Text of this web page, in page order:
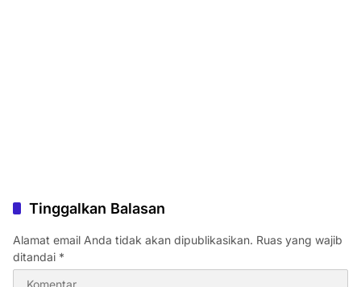
Tinggalkan Balasan
Alamat email Anda tidak akan dipublikasikan. Ruas yang wajib
ditandai *